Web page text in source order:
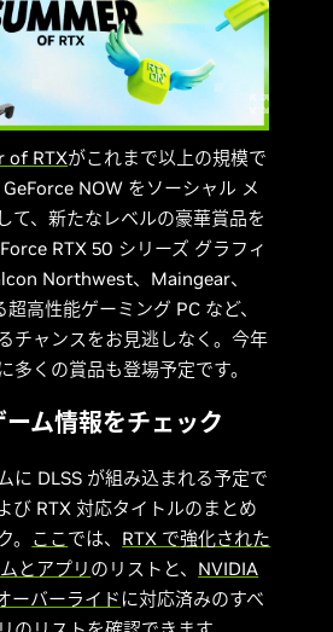
of RTXがこれまで以上の規模で
NOW をソーシャル メ
て、新たなレベルの豪華賞品を
RTX 50 シリーズ グラフィ
Northwest、Maingear、
高性能ゲーミング PC など、
チャンスをお見逃しなく。今年
多くの賞品も登場予定です。
ム情報をチェック
に DLSS が組み込まれる予定で
び RTX 対応タイトルのまとめ
。 ここ では、 RTX で強化された
とアプリ のリストと、 NVIDIA
ーバーライド に対応済みのすべ